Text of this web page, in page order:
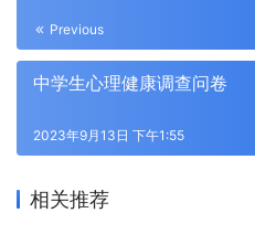
Previous
中学生心理健康调查问卷
2023年9月13日 下午1:55
相关推荐